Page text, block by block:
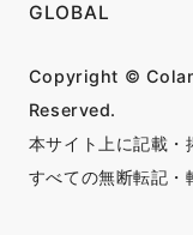
GLOBAL
Copyright ©
Reserved.
本サイト上に記載・
すべての無断転記・